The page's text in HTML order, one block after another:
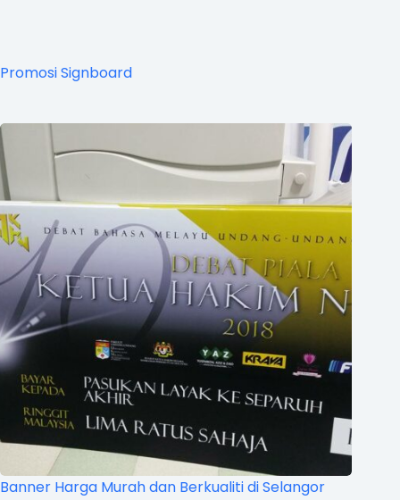
Promosi Signboard
Banner Harga Murah dan Berkualiti di Selangor